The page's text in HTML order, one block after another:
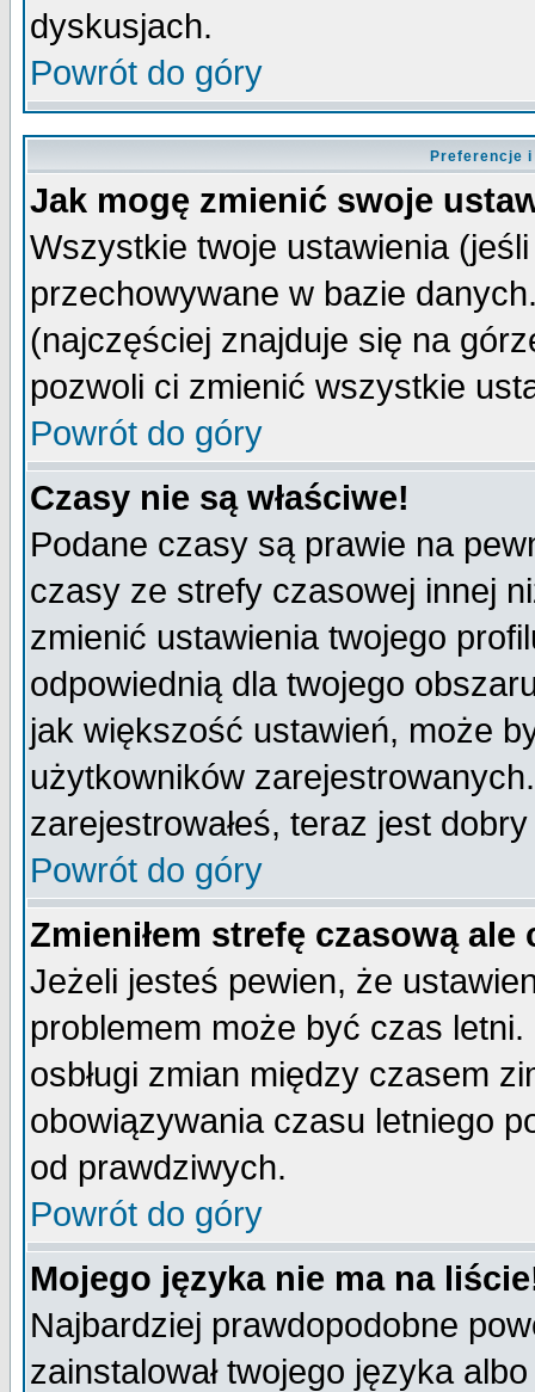
dyskusjach.
Powrót do góry
Preferencje
Jak mogę zmienić swoje
Wszystkie twoje ustawienia
przechowywane w bazie
(najczęściej znajduje się na
pozwoli ci zmienić wszystkie
Powrót do góry
Czasy nie są właściwe!
Podane czasy są prawie na
czasy ze strefy czasowej innej
zmienić ustawienia twojego
odpowiednią dla twojego
jak większość ustawień, może
użytkowników
zarejestrowałeś, teraz jest
Powrót do góry
Zmieniłem strefę czasową
Jeżeli jesteś pewien, że
problemem może być czas
osbługi zmian między czasem
obowiązywania czasu letniego
od prawdziwych.
Powrót do góry
Mojego języka nie ma na
Najbardziej prawdopodobne
zainstalował twojego języka